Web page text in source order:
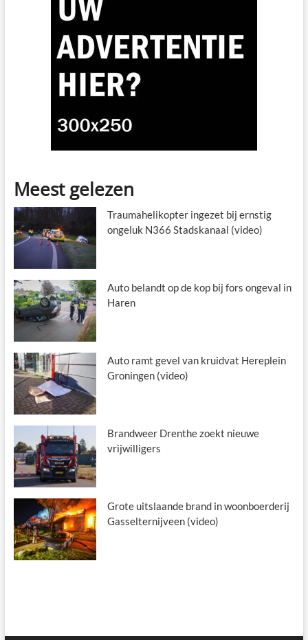
Meest gelezen
Traumahelikopter ingezet bij ernstig
ongeluk N366 Stadskanaal (video)
Auto belandt op de kop bij fors ongeval in
Haren
Auto ramt gevel van kruidvat Hereplein
Groningen (video)
Brandweer Drenthe zoekt nieuwe
vrijwilligers
Grote uitslaande brand in woonboerderij
Gasselternijveen (video)